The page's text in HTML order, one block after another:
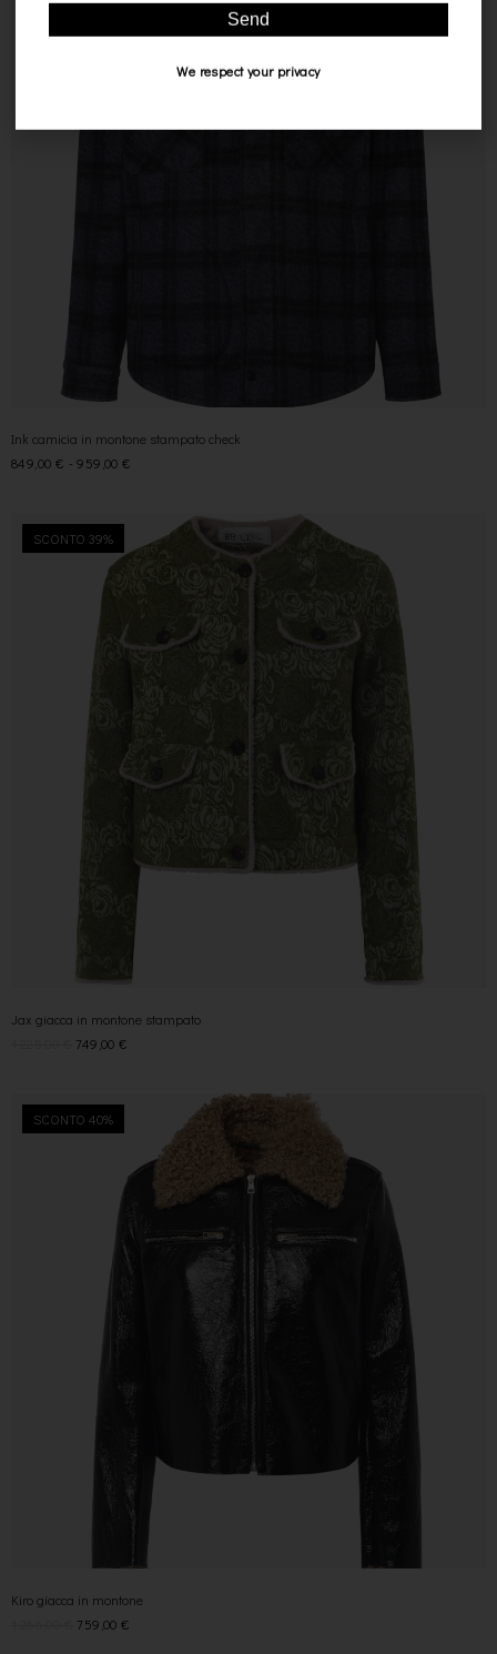
Ink camicia in montone stampato check
849,00 € - 959,00€
SCONTO 39%
Jax giacca in montone stampato
749,00€
SCONTO 40%
Kiro giacca in montone
759,00€
Send
We respect your privacy